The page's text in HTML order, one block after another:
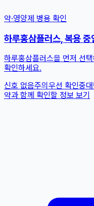
약·영양제 병용 확인
하루홍삼플러스, 복용
하루홍삼플러스을 먼저 선
확인하세요.
신호 없음주의 우선 확인중
약과 함께 확인할 정보 보기